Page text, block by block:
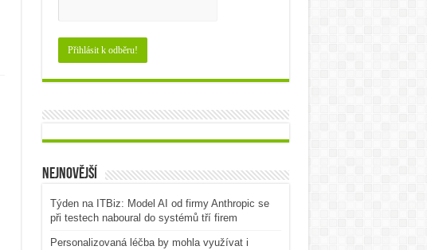
Nejnovější
Týden na ITBiz: Model AI od firmy Anthropic se
při testech naboural do systémů tří firem
Personalizovaná léčba by mohla využívat i